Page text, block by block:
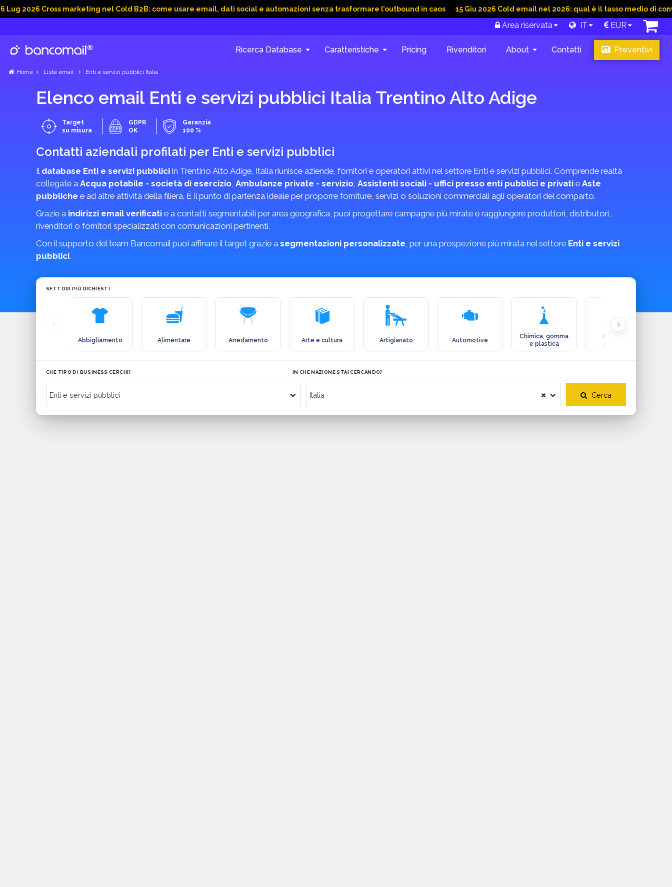
Cross marketing nel Cold B2B: come usare email, dati social e automazioni senza trasformare l’outbound in caos 15 Giu 2026 Cold email nel 2026: qual è il tasso medio di conversione
Area riservata IT EUR
Ricerca Database Caratteristiche Pricing Rivenditori About Contatti Preventivi
Home Liste email Enti e servizi pubblici Italia
Elenco email Enti e servizi pubblici Italia Trentino Alto Adige
Target
su misura
GDPR
OK
Garanzia
100 %
Contatti aziendali profilati per Enti e servizi pubblici
Il database Enti e servizi pubblici in Trentino Alto Adige, Italia riunisce aziende, fornitori e operatori attivi nel settore Enti e servizi pubblici. Comprende realtà
collegate a Acqua potabile - società di esercizio, Ambulanze private - servizio, Assistenti sociali - uffici presso enti pubblici e privati e Aste
pubbliche e ad altre attività della filiera. È il punto di partenza ideale per proporre forniture, servizi o soluzioni commerciali agli operatori del comparto.
Grazie a indirizzi email verificati e a contatti segmentabili per area geografica, puoi progettare campagne più mirate e raggiungere produttori, distributori,
rivenditori o fornitori specializzati con comunicazioni pertinenti.
Con il supporto del team Bancomail puoi affinare il target grazie a segmentazioni personalizzate, per una prospezione più mirata nel settore Enti e servizi
pubblici.
SETTORI PIÙ RICHIESTI
Abbigliamento Alimentare Arredamento Arte e cultura Artigianato Automotive
Chimica, gomma
e plastica
Ecologia e
ambiente
CHE TIPO DI BUSINESS CERCHI? IN CHE NAZIONE STAI CERCANDO?
Cerca